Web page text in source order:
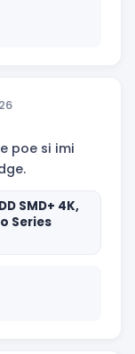
poe si imi
SMD+ 4K,
Series